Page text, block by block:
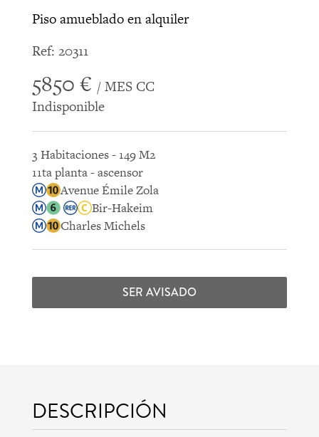
Piso amueblado en alquiler
Ref: 20311
5850 € / MES CC
Indisponible
3 Habitaciones - 149 M2
11ta planta - ascensor
Avenue Émile Zola
Bir-Hakeim
Charles Michels
SER AVISADO
DESCRIPCIÓN